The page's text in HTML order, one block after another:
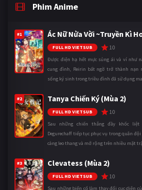
Phim Anime
#1 Ác Nữ Nửa Vời ~Truyền Kì
FULL HD VIETSUB 10
Được điện hạ hết mực sủng ái và ví như
cung đình, Reirin bất ngờ trở thành nạn
sống ký sinh trong triều đình đã sử dụng
#2 Tanya Chiến Ký (Mùa 2)
FULL HD VIETSUB 10
Sau những chiến thắng đầy khốc liệt
Degurechaff tiếp tục phục vụ trong quân
càng leo thang và mở rộng trên nhiều mặt
#3 Clevatess (Mùa 2)
FULL HD VIETSUB 10
Sau những biến cố làm thay đổi cục diện